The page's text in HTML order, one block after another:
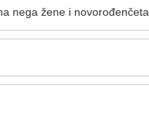
nega žene i novorođenčeta